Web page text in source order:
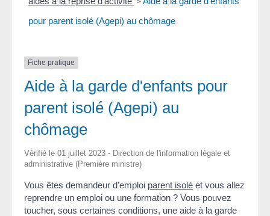
pour parent isolé (Agepi) au chômage
Fiche pratique
Aide à la garde d'enfants pour
parent isolé (Agepi) au
chômage
Vérifié le 01 juillet 2023 - Direction de l'information légale et
administrative (Première ministre)
Vous êtes demandeur d'emploi parent isolé et vous allez
reprendre un emploi ou une formation ? Vous pouvez
toucher, sous certaines conditions, une aide à la garde